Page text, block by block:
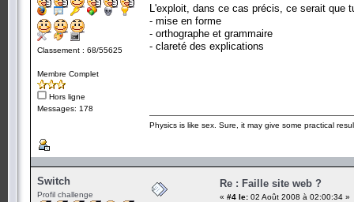
Classement : 68/55625
Membre Complet
Hors ligne
Messages: 178
L'exploit, dans ce cas précis, ce serait que
- mise en forme
- orthographe et grammaire
- clareté des explications
Physics is like sex. Sure, it may give some practical
Switch
Profil challenge
Re : Faille site web ?
« #4 le: 02 Août 2008 à 02:00:34 »